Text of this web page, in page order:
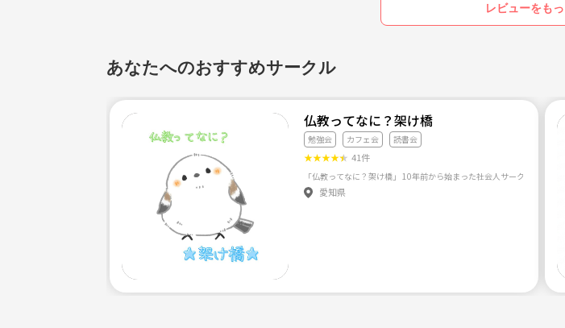
レビューをも
あなたへのおすすめサークル
仏教ってなに？架け橋
勉強会 カフェ会 読書会
★★★★★ 41件
愛知県